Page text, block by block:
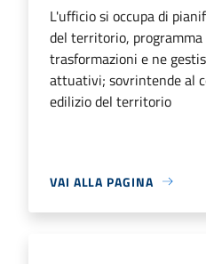
L'ufficio si occupa di
del territorio, programma
trasformazioni e ne
attuativi; sovrintende al
edilizio del territorio
VAI ALLA PAGINA